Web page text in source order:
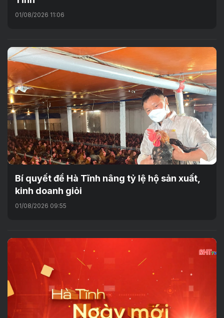
01/08/2026 11:06
Bí quyết để Hà Tĩnh nâng tỷ lệ hộ sản xuất,
kinh doanh giỏi
01/08/2026 09:55